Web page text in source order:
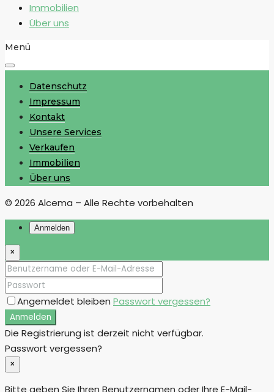
Immobilien
Über uns
Menü
Datenschutz
Impressum
Kontakt
Unsere Services
Verkaufen
Immobilien
Über uns
© 2026 Alcema – Alle Rechte vorbehalten
Anmelden
×
Angemeldet bleiben Passwort vergessen?
Anmelden
Die Registrierung ist derzeit nicht verfügbar.
Passwort vergessen?
×
Bitte geben Sie Ihren Benutzernamen oder Ihre E-Mail-